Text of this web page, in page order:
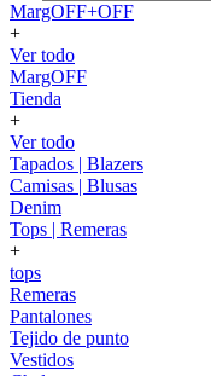
MargOFF+OFF
+
Ver todo
MargOFF
Tienda
+
Ver todo
Tapados | Blazers
Camisas | Blusas
Denim
Tops | Remeras
+
tops
Remeras
Pantalones
Tejido de punto
Vestidos